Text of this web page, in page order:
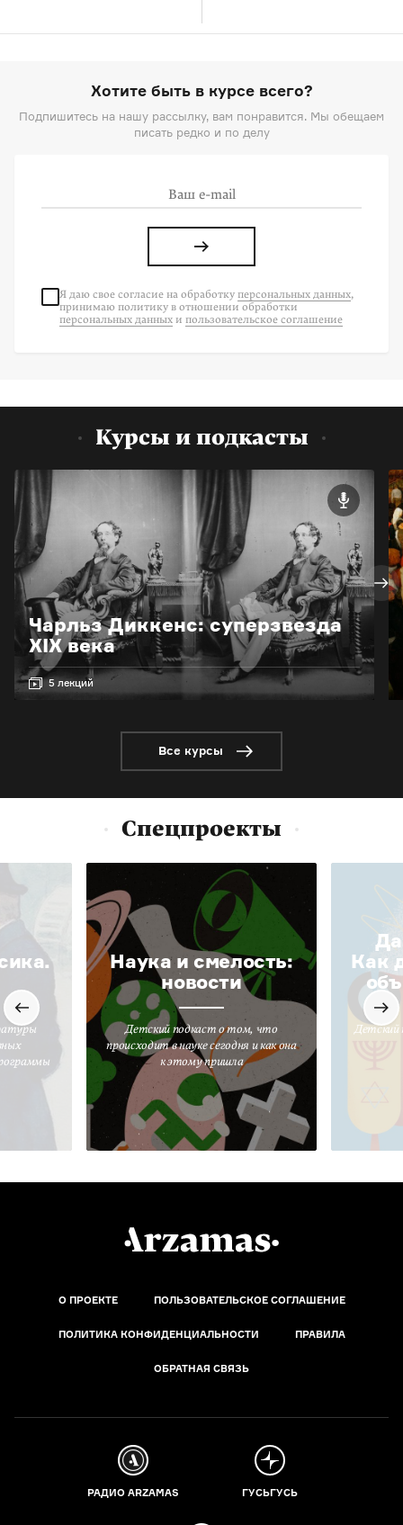
Хотите быть в курсе всего?
Подпишитесь на нашу рассылку, вам понравится. Мы обещаем
писать редко и по делу
Я даю свое согласие на обработку персональных данных,
принимаю политику в отношении обработки
персональных данных и пользовательское соглашение
Курсы и подкасты
Чарльз Диккенс: суперзвезда
XIX века
5 лекций
Все курсы
Спецпроекты
Наука и смелость:
новости
Детский подкаст о том, что
происходит в науке сегодня и как она
к этому пришла
Да
Как
Детский
О ПРОЕКТЕ ПОЛЬЗОВАТЕЛЬСКОЕ СОГЛАШЕНИЕ
ПОЛИТИКА КОНФИДЕНЦИАЛЬНОСТИ ПРАВИЛА
ОБРАТНАЯ СВЯЗЬ
РАДИО ARZAMAS ГУСЬГУСЬ